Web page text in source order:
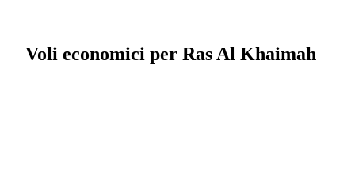
Voli economici per Ras Al Khaimah